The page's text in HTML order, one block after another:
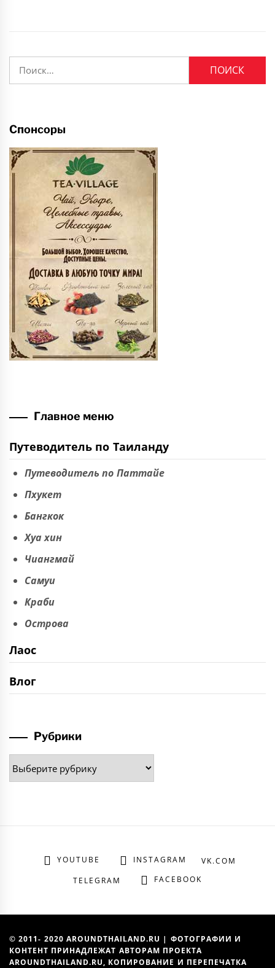
Спонсоры
Главное меню
Путеводитель по Таиланду
Путеводитель по Паттайе
Пхукет
Бангкок
Хуа хин
Чиангмай
Самуи
Краби
Острова
Лаос
Влог
Рубрики
Рубрики
YOUTUBE INSTAGRAM
VK.COM
TELEGRAM
FACEBOOK
© 2011- 2020 AROUNDTHAILAND.RU | ФОТОГРАФИИ И
КОНТЕНТ ПРИНАДЛЕЖАТ АВТОРАМ ПРОЕКТА
AROUNDTHAILAND.RU, КОПИРОВАНИЕ И ПЕРЕПЕЧАТКА